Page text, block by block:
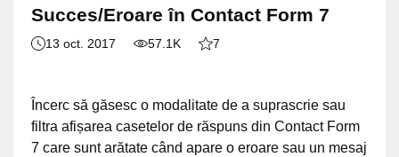
Succes/Eroare în Contact Form 7
13 oct. 2017 57.1K 7
Încerc să găsesc o modalitate de a suprascrie sau
filtra afișarea casetelor de răspuns din Contact Form
7 care sunt arătate când apare o eroare sau un mesaj